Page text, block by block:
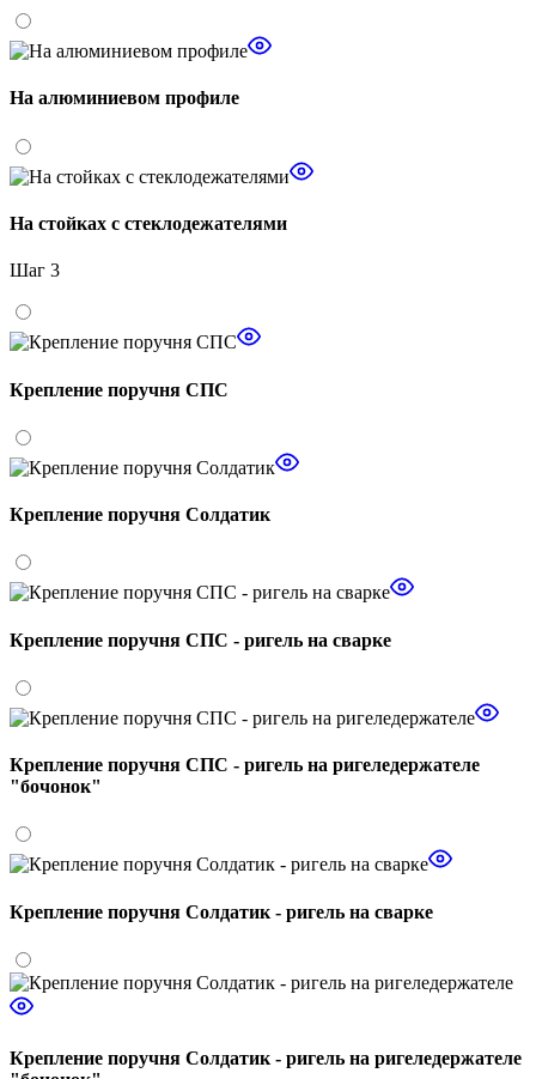
На алюминиевом профиле
На стойках с стеклодежателями
Шаг 3
Крепление поручня СПС
Крепление поручня Солдатик
Крепление поручня СПС - ригель на сварке
Крепление поручня СПС - ригель на ригеледержателе
"бочонок"
Крепление поручня Солдатик - ригель на сварке
Крепление поручня Солдатик - ригель на ригеледержателе